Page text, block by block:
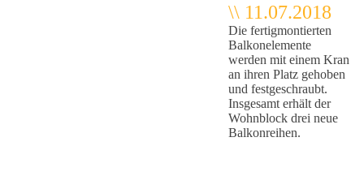
\\ 11.07.2018
Die fertigmontierten
Balkonelemente
werden mit einem Kran
an ihren Platz gehoben
und festgeschraubt.
Insgesamt erhält der
Wohnblock drei neue
Balkonreihen.